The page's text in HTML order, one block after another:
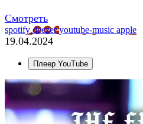
Смотреть
spotifydeezeryoutube-music apple
19.04.2024
Плеер YouTube